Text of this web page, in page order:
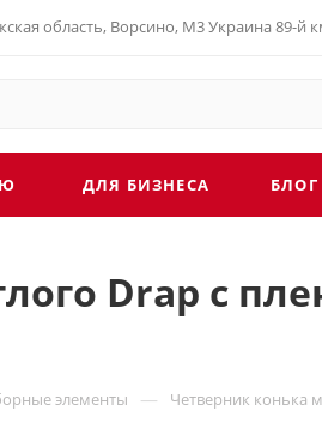
область, Ворсино, М3 Украина 89-й
ДЛЯ БИЗНЕСА БЛОГ
Drap с
элементы — Четверник конька